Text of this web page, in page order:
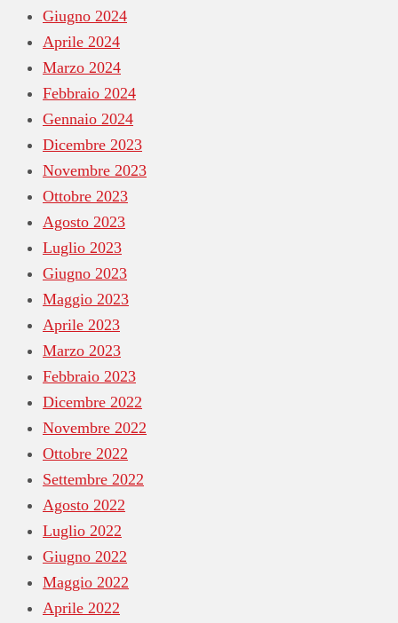
Giugno 2024
Aprile 2024
Marzo 2024
Febbraio 2024
Gennaio 2024
Dicembre 2023
Novembre 2023
Ottobre 2023
Agosto 2023
Luglio 2023
Giugno 2023
Maggio 2023
Aprile 2023
Marzo 2023
Febbraio 2023
Dicembre 2022
Novembre 2022
Ottobre 2022
Settembre 2022
Agosto 2022
Luglio 2022
Giugno 2022
Maggio 2022
Aprile 2022